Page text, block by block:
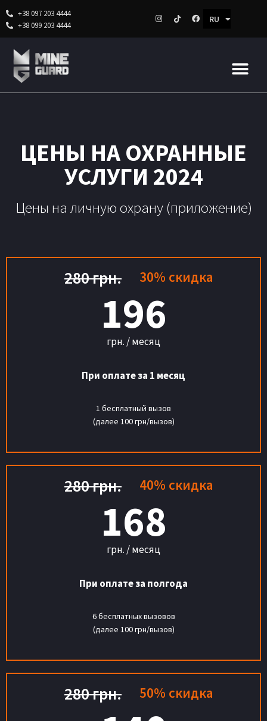
Перейти
содержимому
+38 097 203 4444
+38 099 203 4444
RU
UK
ЦЕНЫ НА ОХРАННЫЕ
УСЛУГИ 2024
Цены на личную охрану (приложение)
280 грн. 30% скидка
196
грн. / месяц
При оплате за 1 месяц
1 бесплатный вызов
(далее 100 грн/вызов)
280 грн. 40% скидка
168
грн. / месяц
При оплате за полгода
6 бесплатных вызовов
(далее 100 грн/вызов)
280 грн. 50% скидка